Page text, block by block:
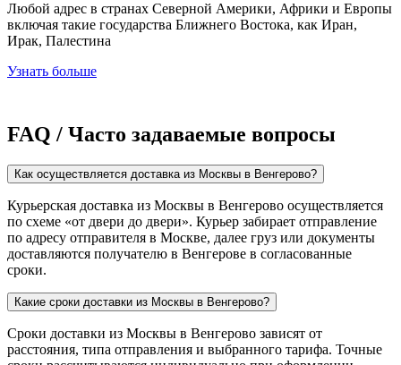
Любой адрес в странах Северной Америки, Африки и Европы
включая такие государства Ближнего Востока, как Иран,
Ирак, Палестина
Узнать больше
FAQ / Часто задаваемые вопросы
Как осуществляется доставка из Москвы в Венгерово?
Курьерская доставка из Москвы в Венгерово осуществляется
по схеме «от двери до двери». Курьер забирает отправление
по адресу отправителя в Москве, далее груз или документы
доставляются получателю в Венгерове в согласованные
сроки.
Какие сроки доставки из Москвы в Венгерово?
Сроки доставки из Москвы в Венгерово зависят от
расстояния, типа отправления и выбранного тарифа. Точные